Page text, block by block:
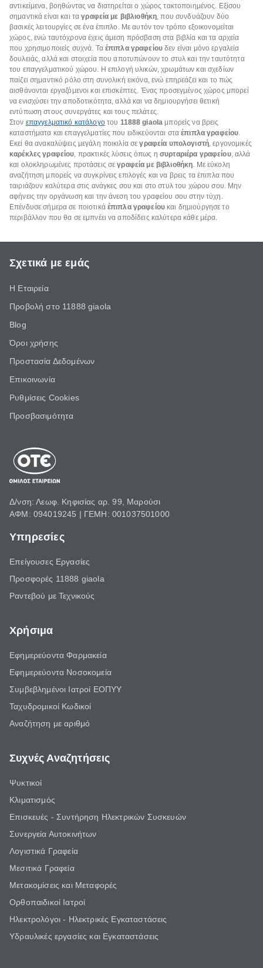
αντικείμενα, βοηθώντας να διατηρείται ο χώρος τακτοποιημένος. Εξίσου
σημαντικά είναι και ταγραφεία με βιβλιοθήκη, που συνδυάζουν δύο
βασικές λειτουργίες σε ένα έπιπλο. Με αυτόν τον τρόπο εξοικονομείται
χώρος, ενώ ταυτόχρονα έχεις άμεση πρόσβαση στα βιβλία και τα αρχεία
που χρησιμοποιείς συχνά. Τα έπιπλα γραφείου δεν είναι μόνο εργαλεία
δουλειάς, αλλά και στοιχεία που αποτυπώνουν το στυλ και την ταυτότητα
του επαγγελματικού χώρου. Η επιλογή υλικών, χρωμάτων και σχεδίων
παίζει σημαντικό ρόλο στη συνολική εικόνα, ενώ επηρεάζει και το πώς
αισθάνονται εργαζόμενοι και επισκέπτες. Ένας προσεγμένος χώρος μπορεί
να ενισχύσει την αποδοτικότητα, αλλά και να δημιουργήσει θετική
εντύπωση στους συνεργάτες και τους πελάτες.
Στον επαγγελματικό κατάλογοτου 11888 giaola μπορείς να βρεις
καταστήματα και επαγγελματίες που ειδικεύονται σταέπιπλα γραφείου.
Εκεί θα ανακαλύψεις μεγάλη ποικιλία σεγραφεία υπολογιστή, εργονομικές
καρέκλες γραφείου, πρακτικές λύσεις όπως ησυρταριέρα γραφείου, αλλά
και ολοκληρωμένες προτάσεις σεγραφεία με βιβλιοθήκη. Με εύκολη
αναζήτηση μπορείς να συγκρίνεις επιλογές και να βρεις τα έπιπλα που
ταιριάζουν καλύτερα στις ανάγκες σου και στο στυλ του χώρου σου. Μην
αφήνεις την οργάνωση και την άνεση του γραφείου σου στην τύχη.
Επένδυσε σήμερα σε ποιοτικά έπιπλα γραφείου και δημιούργησε το
περιβάλλον που θα σε εμπνέει να αποδίδεις καλύτερα κάθε μέρα.
Σχετικά με εμάς
Η Εταιρεία
Προβολή στο 11888 giaola
Blog
Όροι χρήσης
Προστασία Δεδομένων
Επικοινωνία
Ρυθμίσεις Cookies
Προσβασιμότητα
Δ/νση: Λεωφ. Κηφισίας αρ. 99, Μαρούσι
ΑΦΜ: 094019245 | ΓΕΜΗ: 001037501000
Υπηρεσίες
Επείγουσες Εργασίες
Προσφορές 11888 giaola
Ραντεβού με Τεχνικούς
Χρήσιμα
Εφημερεύοντα Φαρμακεία
Εφημερεύοντα Νοσοκομεία
Συμβεβλημένοι Ιατροί ΕΟΠΥΥ
Ταχυδρομικοί Κωδικοί
Αναζήτηση με αριθμό
Συχνές Αναζητήσεις
Ψυκτικοί
Κλιματισμός
Επισκευές - Συντήρηση Ηλεκτρικών Συσκευών
Συνεργεία Αυτοκινήτων
Λογιστικά Γραφεία
Μεσιτικά Γραφεία
Μετακομίσεις και Μεταφορές
Ορθοπαιδικοί Ιατροί
Ηλεκτρολόγοι - Ηλεκτρικές Εγκαταστάσεις
Υδραυλικές εργασίες και Εγκαταστάσεις